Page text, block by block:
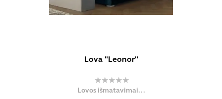
Lova "Leonor"
Lovos išmatavimai...